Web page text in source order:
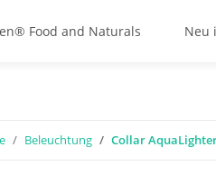
Food and Naturals Neu
Beleuchtung Collar